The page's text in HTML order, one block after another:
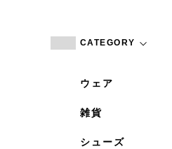
CATEGORY
ウェア
雑貨
シューズ